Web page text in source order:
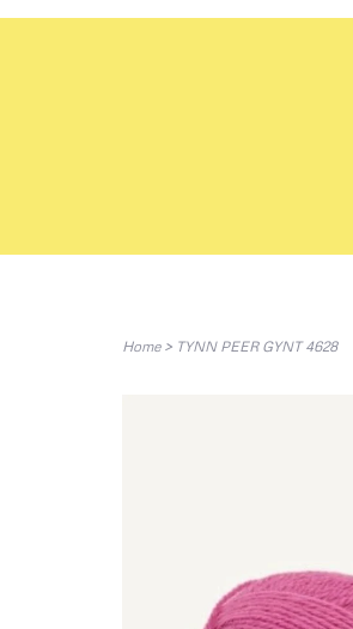
Home> TYNN PEER GYNT 4628